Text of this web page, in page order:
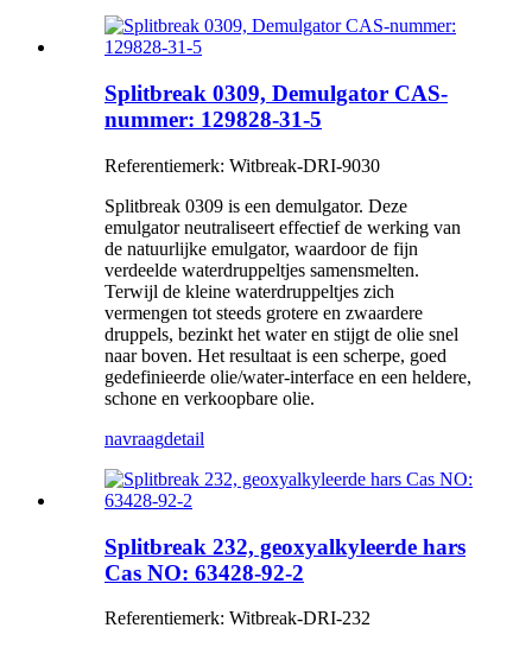
Splitbreak 0309, Demulgator CAS-
nummer: 129828-31-5
Referentiemerk: Witbreak-DRI-9030
Splitbreak 0309 is een demulgator. Deze
emulgator neutraliseert effectief de werking van
de natuurlijke emulgator, waardoor de fijn
verdeelde waterdruppeltjes samensmelten.
Terwijl de kleine waterdruppeltjes zich
vermengen tot steeds grotere en zwaardere
druppels, bezinkt het water en stijgt de olie snel
naar boven. Het resultaat is een scherpe, goed
gedefinieerde olie/water-interface en een heldere,
schone en verkoopbare olie.
navraagdetail
Splitbreak 232, geoxyalkyleerde hars
Cas NO: 63428-92-2
Referentiemerk: Witbreak-DRI-232